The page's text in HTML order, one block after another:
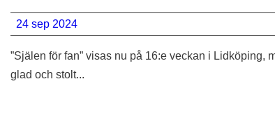
24 sep 2024
”Själen för fan” visas nu på 16:e veckan i
glad och stolt...